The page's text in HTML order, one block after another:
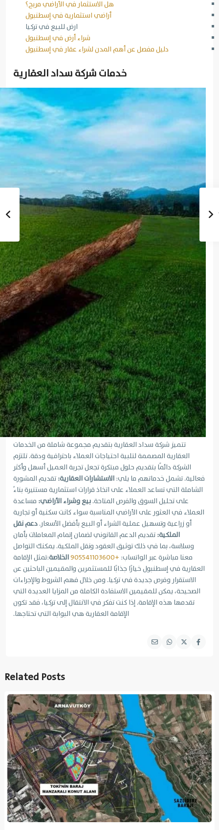
هل الاستثمار في الأراضي مربح؟
أراضي استثمارية في إسطنبول
ارض للبيع في تركيا
شراء أرض في إسطنبول
دليل مفصل عن أهم المدن لشراء عقار في إسطنبول
خدمات شركة سداد العقارية
تتميز شركة سداد العقارية بتقديم مجموعة شاملة من الخدمات
العقارية المصممة لتلبية احتياجات العملاء باحترافية ودقة. تلتزم
الشركة دائمًا بتقديم حلول مبتكرة تجعل تجربة العميل أسهل وأكثر
فعالية. تشمل خدماتهم ما يلي:الاستشارات العقارية:تقديم المشورة
الشاملة التي تساعد العملاء على اتخاذ قرارات استثمارية مستنيرة بناءً
على تحليل السوق والفرص المتاحة.بيع وشراء الأراضي: مساعدة
العملاء في العثور على الأراضي المناسبة سواء كانت سكنية أو تجارية
أو زراعية وتسهيل عملية الشراء أو البيع بأفضل الأسعار.دعم نقل
الملكية:تقديم الدعم القانوني لضمان إتمام المعاملات بأمان
وسلاسة، بما في ذلك توثيق العقود ونقل الملكية. يمكنك التواصل
معنا مباشرة عبر الواتساب: +905541103600 الخلاصة:تمثل الإقامة
العقارية في إسطنبول خيارًا جذابًا للمستثمرين والمقيمين الباحثين عن
الاستقرار وفرص جديدة في تركيا. ومن خلال فهم الشروط والإجراءات
الصحيحة، يمكن للمقيمين الاستفادة الكاملة من المزايا العديدة التي
تقدمها هذه الإقامة. إذا كنت تفكر في الانتقال إلى تركيا، فقد تكون
الإقامة العقارية هي البوابة التي تحتاجها.
Related Posts